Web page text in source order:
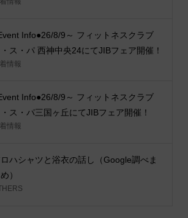
Info●26/8/9～ フィットネスクラブ
・ス・パ 西神中央24にてJIBフェア開催！
情報
Info●26/8/9～ フィットネスクラブ
・ス・パ三国ヶ丘にてJIBフェア開催！
情報
ハシャツと浴衣の話し（Google調べま
）